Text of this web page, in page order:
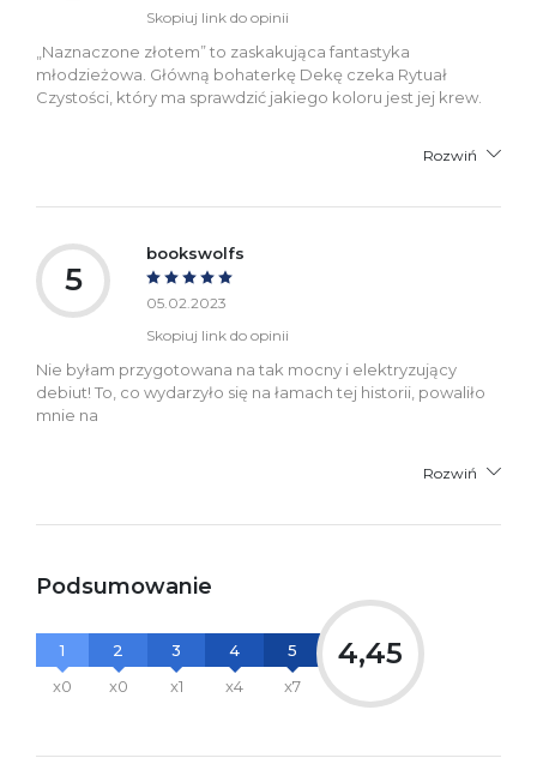
Skopiuj link do opinii
„Naznaczone złotem” to zaskakująca fantastyka
młodzieżowa. Główną bohaterkę Dekę czeka Rytuał
Czystości, który ma sprawdzić jakiego koloru jest jej krew.
Rozwiń
5
bookswolfs
05.02.2023
Skopiuj link do opinii
Nie byłam przygotowana na tak mocny i elektryzujący
debiut! To, co wydarzyło się na łamach tej historii, powaliło
mnie na
Rozwiń
Podsumowanie
1
x0
2
x0
3
x1
4
x4
5
x7
4,45